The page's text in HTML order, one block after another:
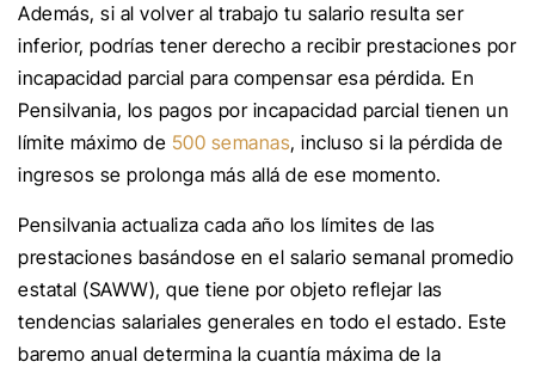
Además, si al volver al trabajo tu salario resulta ser
inferior, podrías tener derecho a recibir prestaciones por
incapacidad parcial para compensar esa pérdida. En
Pensilvania, los pagos por incapacidad parcial tienen un
límite máximo de 500 semanas, incluso si la pérdida de
ingresos se prolonga más allá de ese momento.
Pensilvania actualiza cada año los límites de las
prestaciones basándose en el salario semanal promedio
estatal (SAWW), que tiene por objeto reflejar las
tendencias salariales generales en todo el estado. Este
baremo anual determina la cuantía máxima de la